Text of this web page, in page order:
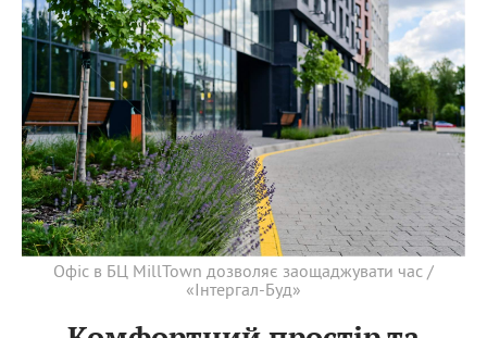
Офіс в БЦ MillTown дозволяє заощаджувати час /
«Інтергал-Буд»